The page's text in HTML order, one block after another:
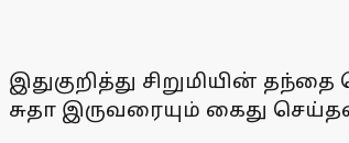
இதுகுறித்து சிறுமியின்
சுதா இருவரையும் கைது